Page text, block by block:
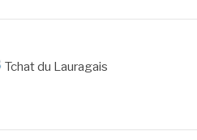
Tchat du Lauragais